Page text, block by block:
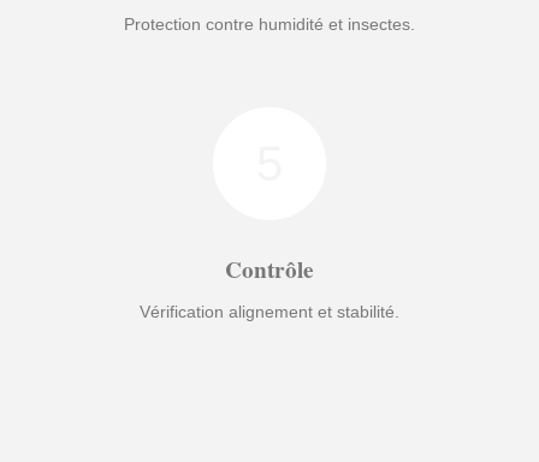
Protection contre humidité et insectes.
Contrôle
Vérification alignement et stabilité.